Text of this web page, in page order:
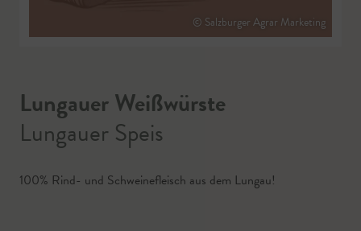
© Salzburger Agrar Marketing
Lungauer Weißwürste
Lungauer Speis
100% Rind- und Schweinefleisch aus dem Lungau!